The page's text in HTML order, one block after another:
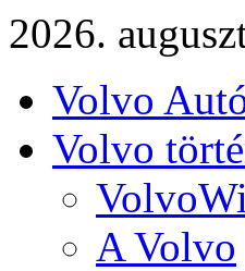
2026.
Volvo
Volvo
A Volvo